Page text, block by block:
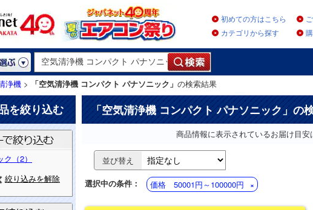
初めての方はこちら
カテゴリから探す
浄機 > 「空気清浄機 コンパクト パナソニック」 の検索結果
を絞り込む
（2）
絞り込みを解除
「空気清浄機 コンパクト パナソニック 」の
商品情報に表示されているお届け目安
並び替え
選択中の条件： 価格 50001円～100000円